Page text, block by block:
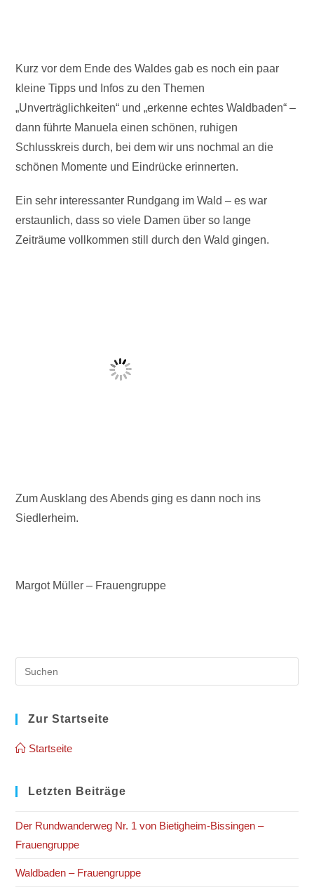
Kurz vor dem Ende des Waldes gab es noch ein paar
kleine Tipps und Infos zu den Themen
„Unverträglichkeiten“ und „erkenne echtes Waldbaden“ –
dann führte Manuela einen schönen, ruhigen
Schlusskreis durch, bei dem wir uns nochmal an die
schönen Momente und Eindrücke erinnerten.
Ein sehr interessanter Rundgang im Wald – es war
erstaunlich, dass so viele Damen über so lange
Zeiträume vollkommen still durch den Wald gingen.
Zum Ausklang des Abends ging es dann noch ins
Siedlerheim.
Margot Müller – Frauengruppe
Zur Startseite
Startseite
Letzten Beiträge
Der Rundwanderweg Nr. 1 von Bietigheim-Bissingen –
Frauengruppe
Waldbaden – Frauengruppe